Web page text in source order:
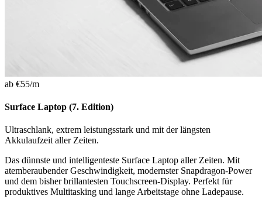
ab €55/m
Surface Laptop (7. Edition)
Ultraschlank, extrem leistungsstark und mit der längsten
Akkulaufzeit aller Zeiten.
Das dünnste und intelligenteste Surface Laptop aller Zeiten. Mit
atemberaubender Geschwindigkeit, modernster Snapdragon-Power
und dem bisher brillantesten Touchscreen-Display. Perfekt für
produktives Multitasking und lange Arbeitstage ohne Ladepause.